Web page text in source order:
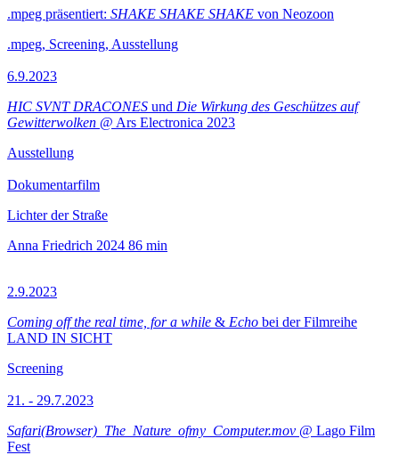
.mpeg präsentiert: SHAKE SHAKE SHAKE von Neozoon
.mpeg, Screening, Ausstellung
6.9.2023
HIC SVNT DRACONES und Die Wirkung des Geschützes auf
Gewitterwolken @ Ars Electronica 2023
Ausstellung
Dokumentarfilm
Lichter der Straße
Anna Friedrich 2024 86 min
2.9.2023
Coming off the real time, for a while & Echo bei der Filmreihe
LAND IN SICHT
Screening
21. - 29.7.2023
Safari(Browser)_The_Nature_ofmy_Computer.mov @ Lago Film
Fest